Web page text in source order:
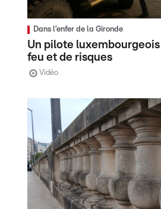
Dans l’enfer de la Gironde
Un pilote
feu et de risques
Vidéo